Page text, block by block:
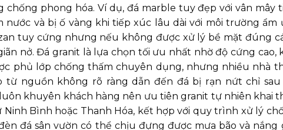
chống phong hóa. Ví dụ, đá marble tuy đẹp với vân mây
nước và bị ố vàng khi tiếp xúc lâu dài với môi trường ẩm
tuy cứng nhưng nếu không được xử lý bề mặt đúng
nở. Đá granit là lựa chọn tối ưu nhất nhờ độ cứng cao,
phủ lớp chống thấm chuyên dụng, nhưng nhiều nhà
từ nguồn không rõ ràng dẫn đến đá bị rạn nứt chỉ sau
khuyên khách hàng nên ưu tiên granit tự nhiên khai
Bình hoặc Thanh Hóa, kết hợp với quy trình xử lý
đá sân vườn có thể chịu đựng được mưa bão và nắng